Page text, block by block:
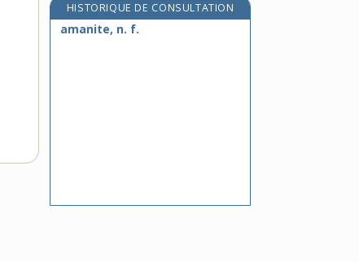
HISTORIQUE DE CONSULTATION
amanite, n. f.